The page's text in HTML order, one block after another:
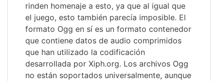
rinden homenaje a esto, ya que al igual que
el juego, esto también parecía imposible. El
formato Ogg en sí es un formato contenedor
que contiene datos de audio comprimidos
que han utilizado la codificación
desarrollada por Xiph.org. Los archivos Ogg
no están soportados universalmente, aunque